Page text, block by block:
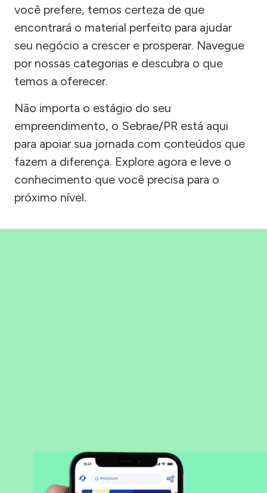
você prefere, temos certeza de que
encontrará o material perfeito para ajudar
seu negócio a crescer e prosperar. Navegue
por nossas categorias e descubra o que
temos a oferecer.
Não importa o estágio do seu
empreendimento, o Sebrae/PR está aqui
para apoiar sua jornada com conteúdos que
fazem a diferença. Explore agora e leve o
conhecimento que você precisa para o
próximo nível.